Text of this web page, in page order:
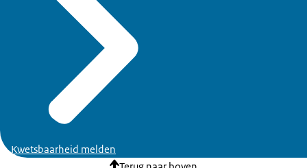
Kwetsbaarheid melden